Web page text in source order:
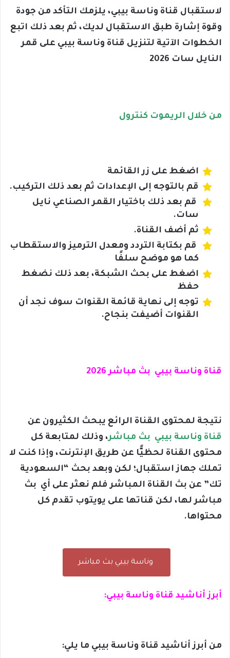
لاستقبال قناة وناسة بيبي، يلزمك التأكد من جودة
وقوة إشارة طبق الاستقبال لديك، ثم بعد ذلك اتبع
الخطوات الآتية لتنزيل قناة وناسة بيبي على قمر
النايل سات 2026
من خلال الريموت كنترول
اضغط على زر القائمة
قم بالتوجه إلى الإعدادات ثم بعد ذلك التركيب.
قم بعد ذلك باختيار القمر الصناعي نايل
سات.
ثم أضف القناة.
قم بكتابة التردد ومعدل الترميز والاستقطاب
كما هو موضح سلفًا
اضغط على بحث الشبكة، بعد ذلك نضغط
حفظ
توجه إلى نهاية قائمة القنوات سوف نجد أن
القنوات أضيفت بنجاح.
قناة وناسة بيبي بث مباشر 2026
نتيجة لمحتوى القناة الرائع يبحث الكثيرون عن
قناة وناسة بيبي بث مباشر، وذلك لمتابعة كل
محتوى القناة لحظيًَّا عن طريق الإنترنت، وإذا كنت لا
تملك جهاز استقبال؛ لكن وبعد بحث “السعودية
تك” عن بث القناة المباشر فلم نعثر على أي بث
مباشر لها، لكن قناتها على يويتوب تقدم كل
محتواها.
وناسة بيبي بث مباشر
أبرز أناشيد قناة وناسة بيبي:
من أبرز أناشيد قناة وناسة بيبي ما يلي: